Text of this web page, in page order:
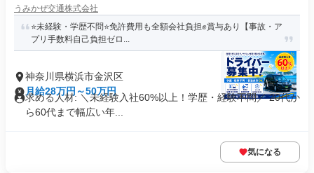
うみかぜ交通株式会社
⭐️未経験・学歴不問⭐️免許費用も全額会社負担✊️賞与あり【事故・ア
プリ手数料自己負担ゼロ...
神奈川県横浜市金沢区
月給28万円～50万円
求める人材: ＼未経験入社60%以上！学歴・経験不問／ 20代か
ら60代まで幅広い年...
気になる